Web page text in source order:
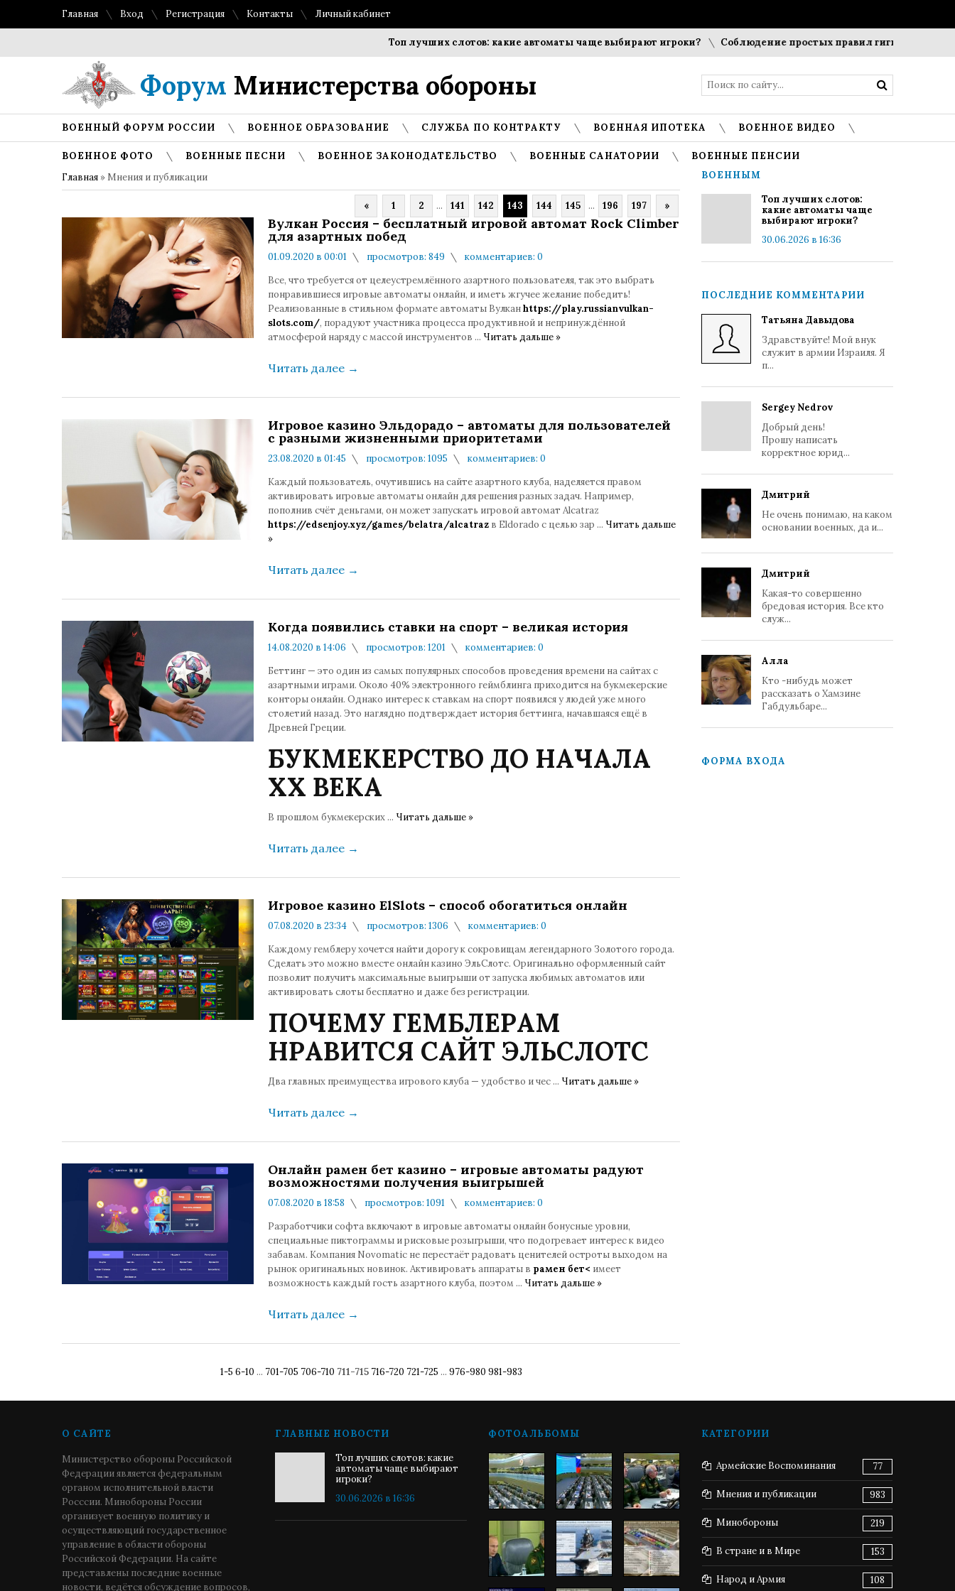
Главная Вход Регистрация Контакты Личный кабинет
Топ лучших слотов: какие автоматы чаще выбирают игроки? Соблюдение простых правил гигиены помогает
Форум Министерства обороны
ВОЕННЫЙ ФОРУМ РОССИИ ВОЕННОЕ ОБРАЗОВАНИЕ СЛУЖБА ПО КОНТРАКТУ ВОЕННАЯ ИПОТЕКА ВОЕННОЕ ВИДЕО
ВОЕННОЕ ФОТО ВОЕННЫЕ ПЕСНИ ВОЕННОЕ ЗАКОНОДАТЕЛЬСТВО ВОЕННЫЕ САНАТОРИИ
ВОЕННЫЕ ПЕНСИИ
Главная » Мнения и публикации
« 1 2 ... 141 142 143 144 145 ... 196 197 »
Вулкан Россия – бесплатный игровой автомат Rock Climber
для азартных побед
01.09.2020 в 00:01 просмотров: 849
комментариев: 0
Все, что требуется от целеустремлённого азартного пользователя, так это выбрать
понравившиеся игровые автоматы онлайн, и иметь жгучее желание победить!
Реализованные в стильном формате автоматы Вулканhttps://play.russianvulkan-
slots.com/, порадуют участника процесса продуктивной и непринуждённой
атмосферой наряду с массой инструментов ... Читать дальше »
Читать далее →
Игровое казино Эльдорадо – автоматы для пользователей
с разными жизненными приоритетами
23.08.2020 в 01:45 просмотров: 1095
комментариев: 0
Каждый пользователь, очутившись на сайте азартного клуба, наделяется правом
активировать игровые автоматы онлайн для решения разных задач. Например,
пополнив счёт деньгами, он может запускать игровой автомат Alcatraz
https://edsenjoy.xyz/games/belatra/alcatraz в Eldorado с целью зар ... Читать дальше
»
Читать далее →
Когда появились ставки на спорт – великая история
14.08.2020 в 14:06 просмотров: 1201
комментариев: 0
Беттинг — это один из самых популярных способов проведения времени на сайтах с
азартными играми. Около 40% электронного геймблинга приходится на букмекерские
конторы онлайн. Однако интерес к ставкам на спорт появился у людей уже много
столетий назад. Это наглядно подтверждает история беттинга, начавшаяся ещё в
Древней Греции.
БУКМЕКЕРСТВО ДО НАЧАЛА
ХХ ВЕКА
В прошлом букмекерских ... Читать дальше »
Читать далее →
Игровое казино ElSlots – способ обогатиться онлайн
07.08.2020 в 23:34 просмотров: 1306
комментариев: 0
Каждому гемблеру хочется найти дорогу к сокровищам легендарного Золотого города.
Сделать это можно вместе онлайн казино ЭльСлотс. Оригинально оформленный сайт
позволит получить максимальные выигрыши от запуска любимых автоматов или
активировать слоты бесплатно и даже без регистрации.
ПОЧЕМУ ГЕМБЛЕРАМ
НРАВИТСЯ САЙТ ЭЛЬСЛОТС
Два главных преимущества игрового клуба — удобство и чес ... Читать дальше »
Читать далее →
Онлайн рамен бет казино – игровые автоматы радуют
возможностями получения выигрышей
07.08.2020 в 18:58 просмотров: 1091
комментариев: 0
Разработчики софта включают в игровые автоматы онлайн бонусные уровни,
специальные пиктограммы и рисковые розыгрыши, что подогревает интерес к видео
забавам. Компания Novomatic не перестаёт радовать ценителей остроты выходом на
рынок оригинальных новинок. Активировать аппараты в рамен бет< имеет
возможность каждый гость азартного клуба, поэтом ... Читать дальше »
Читать далее →
1-5 6-10 ... 701-705 706-710 711-715 716-720 721-725 ... 976-980 981-983
ВОЕННЫМ
Топ лучших слотов:
какие автоматы чаще
выбирают игроки?
30.06.2026 в 16:36
ПОСЛЕДНИЕ КОММЕНТАРИИ
Татьяна Давыдова
Здравствуйте! Мой внук
служит в армии Израиля. Я
п...
Sergey Nedrov
Добрый день!
Прошу написать
корректное юрид...
Дмитрий
Не очень понимаю, на каком
основании военных, да и...
Дмитрий
Какая-то совершенно
бредовая история. Все кто
служ...
Алла
Кто -нибудь может
рассказать о Хамзине
Габдульбаре...
ФОРМА ВХОДА
О САЙТЕ
Министерство обороны Российской
Федерации является федеральным
органом исполнительной власти
Росссии. Минобороны России
организует военную политику и
осуществляющий государственное
управление в области обороны
Российской Федерации. На сайте
представлены последние военные
новости, ведётся обсуждение вопросов,
ГЛАВНЫЕ НОВОСТИ
Топ лучших слотов: какие
автоматы чаще выбирают
игроки?
30.06.2026 в 16:36
ФОТОАЛЬБОМЫ КАТЕГОРИИ
Армейские Воспоминания 77
Мнения и публикации 983
Минобороны 219
В стране и в Мире 153
Народ и Армия 108